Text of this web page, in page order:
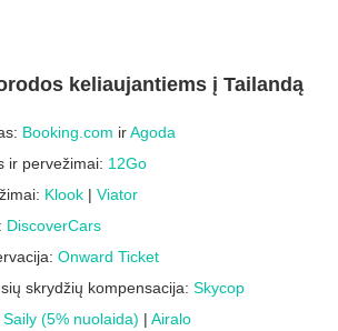
keliaujantiems į Tailandą
Booking.com irAgoda
ir pervežimai: 12Go
Klook | Viator
DiscoverCars
Onward Ticket
skrydžių kompensacija: Skycop
Saily (5% nuolaida) | Airalo